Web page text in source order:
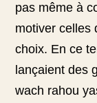
pas même à
motiver celles
choix. En ce
lançaient des
wach rahou